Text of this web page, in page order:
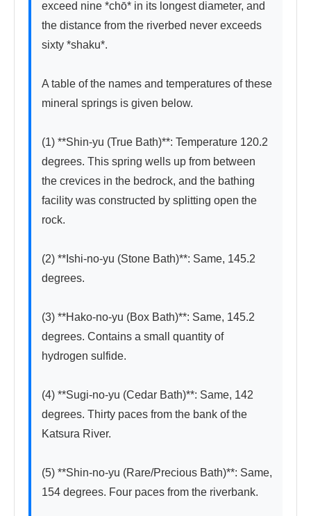
exceed nine *chō* in its longest diameter, and
the distance from the riverbed never exceeds
sixty *shaku*.
A table of the names and temperatures of these
mineral springs is given below.
(1) **Shin-yu (True Bath)**: Temperature 120.2
degrees. This spring wells up from between
the crevices in the bedrock, and the bathing
facility was constructed by splitting open the
rock.
(2) **Ishi-no-yu (Stone Bath)**: Same, 145.2
degrees.
(3) **Hako-no-yu (Box Bath)**: Same, 145.2
degrees. Contains a small quantity of
hydrogen sulfide.
(4) **Sugi-no-yu (Cedar Bath)**: Same, 142
degrees. Thirty paces from the bank of the
Katsura River.
(5) **Shin-no-yu (Rare/Precious Bath)**: Same,
154 degrees. Four paces from the riverbank.